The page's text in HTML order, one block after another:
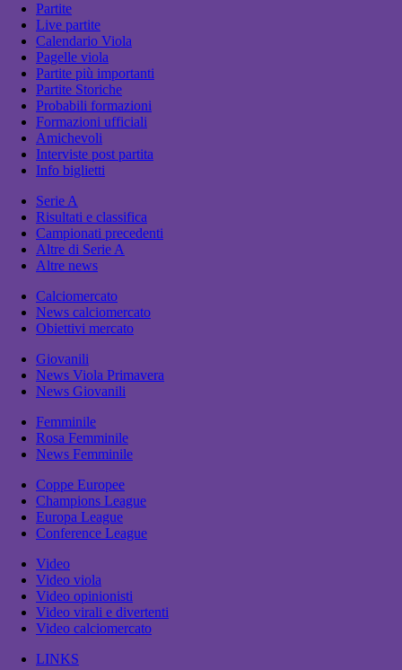
Partite
Live partite
Calendario Viola
Pagelle viola
Partite più importanti
Partite Storiche
Probabili formazioni
Formazioni ufficiali
Amichevoli
Interviste post partita
Info biglietti
Serie A
Risultati e classifica
Campionati precedenti
Altre di Serie A
Altre news
Calciomercato
News calciomercato
Obiettivi mercato
Giovanili
News Viola Primavera
News Giovanili
Femminile
Rosa Femminile
News Femminile
Coppe Europee
Champions League
Europa League
Conference League
Video
Video viola
Video opinionisti
Video virali e divertenti
Video calciomercato
LINKS